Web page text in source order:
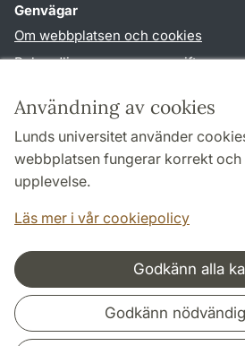
Användning av cookies
Lunds universitet använder
webbplatsen fungerar korrekt
upplevelse.
Läs mer i vår cookiepolicy
Godkänn alla
Godkänn
Genvägar
Om webbplatsen och cookies
Behandling av personuppgifter
TYPO3-login
Följ oss i sociala medier
Samarbeten och